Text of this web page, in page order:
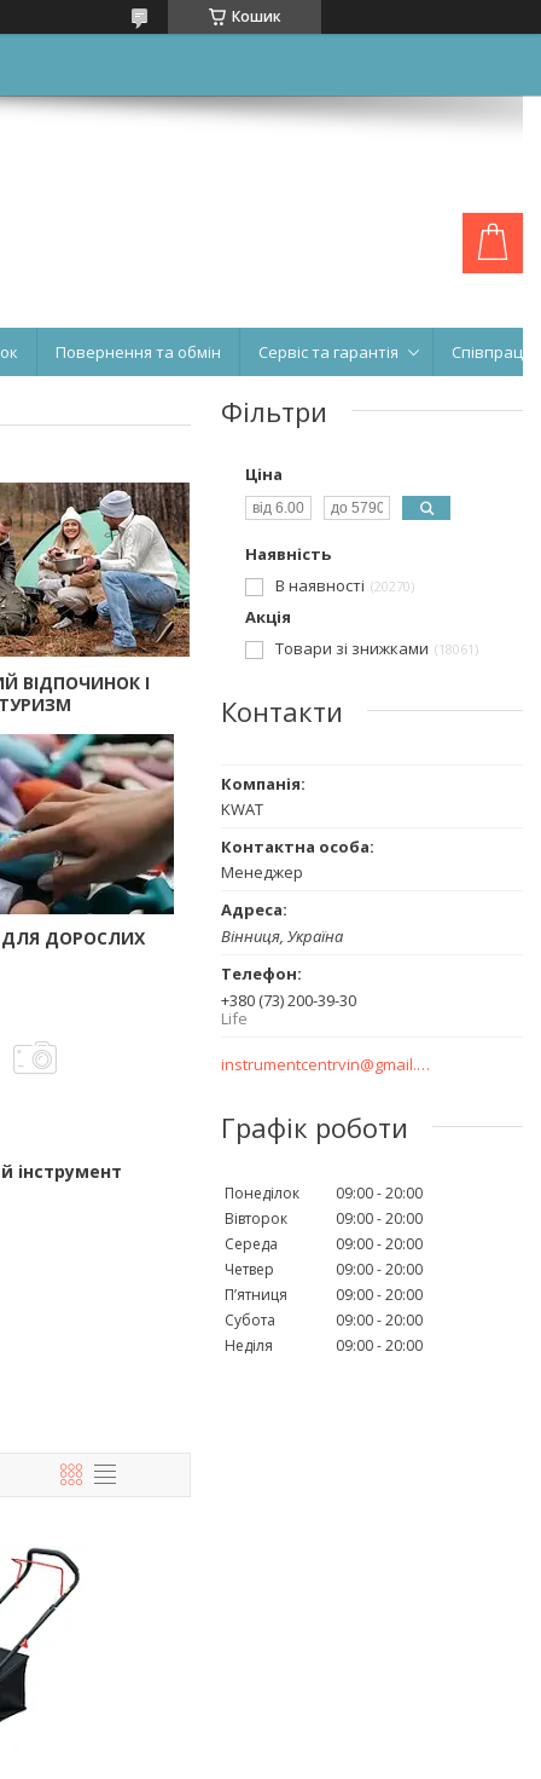
Кошик
Повернення та обмін Сервіс та гарантія Співпраця
ВІДПОЧИНОК І
ТУРИЗМ
ДОРОСЛИХ
інструмент
Фільтри
Ціна
Наявність
В наявності
20270
Акція
Товари зі знижками
18061
Контакти
KWAT
Менеджер
Вінниця, Україна
+380 (73) 200-39-30
Life
instrumentcentrvin@gmail.com
Графік роботи
Понеділок 09:00 20:00
Вівторок
09:00 20:00
Середа
09:00 20:00
Четвер
09:00 20:00
Пʼятниця
09:00 20:00
Субота
09:00 20:00
Неділя
09:00 20:00